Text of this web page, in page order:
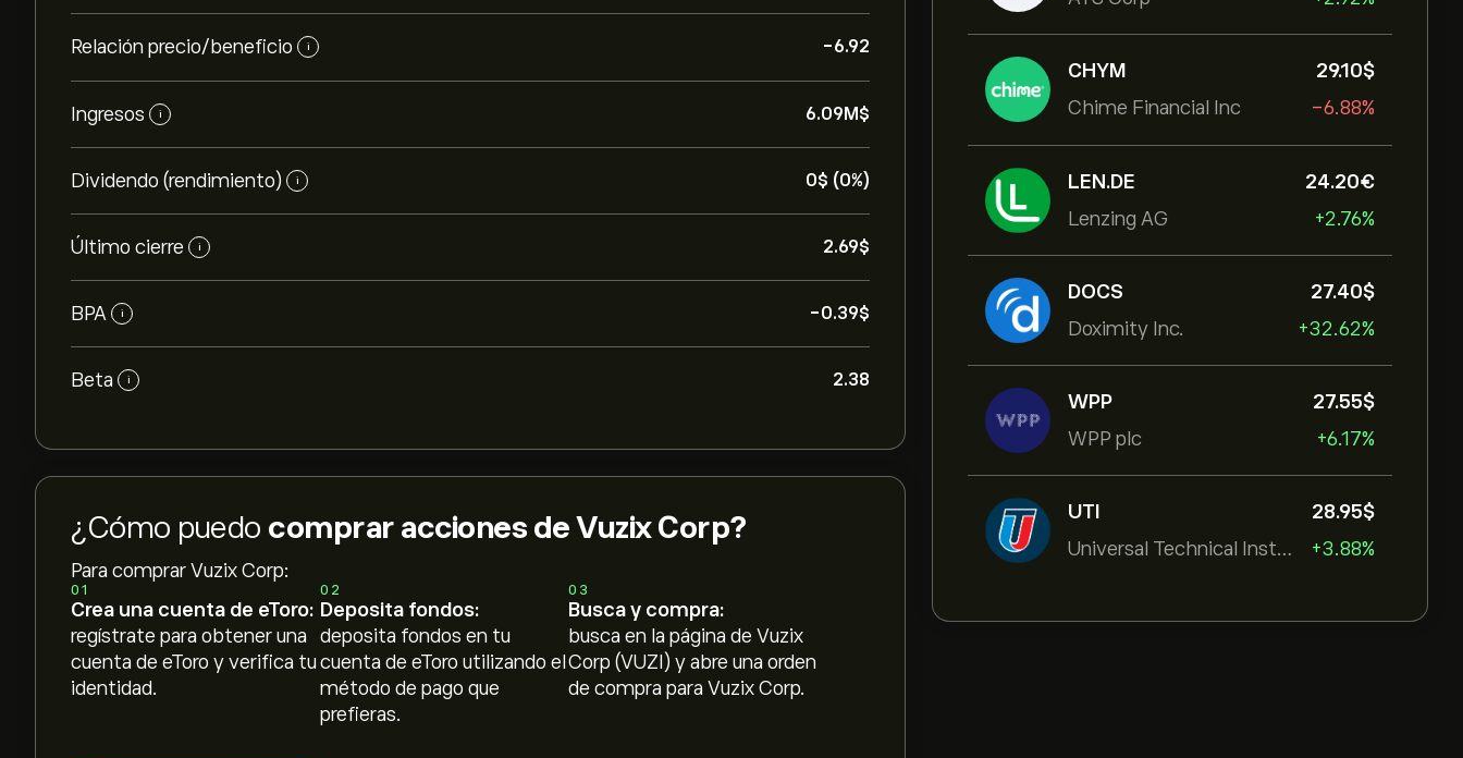
CHYM
Chime Financial Inc
29.10‎$‎
-6.88%
LEN.DE
Lenzing AG
24.20‎€‎
+2.76%
DOCS
Doximity Inc.
27.40‎$‎
+32.62%
WPP
WPP plc
27.55‎$‎
+6.17%
UTI
Universal Technical Institut
28.95‎$‎
+3.88%
Relación precio/beneficio i -6.92
Ingresos i 6.09M‎$‎
Dividendo (rendimiento) i 0‎$‎ (0%)
Último cierre i 2.69‎$‎
BPA i -0.39‎$‎
Beta i 2.38
¿Cómo puedo comprar acciones de Vuzix Corp?
Para comprar Vuzix Corp:
01
Crea una cuenta de eToro:
regístrate para obtener una
cuenta de eToro y verifica tu
identidad.
02
Deposita fondos:
deposita fondos en tu
cuenta de eToro utilizando el
método de pago que
prefieras.
03
Busca y compra:
busca en la página de Vuzix
Corp (VUZI) y abre una orden
de compra para Vuzix Corp.